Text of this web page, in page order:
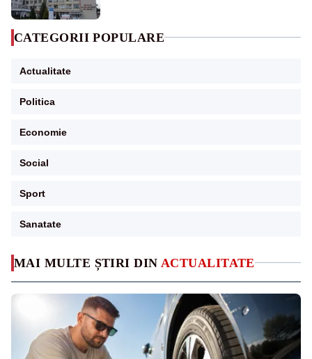
MAI MULTE ȘTIRI DIN ACTUALITATE
CATEGORII POPULARE
Actualitate
Politica
Economie
Social
Sport
Sanatate